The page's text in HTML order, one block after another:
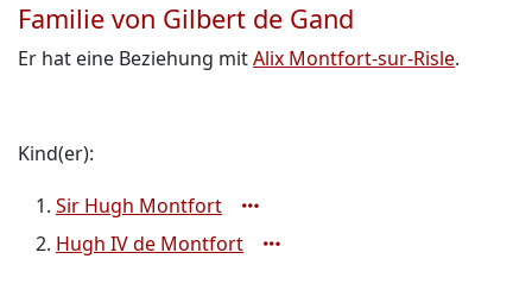
Familie von Gilbert de Gand
Er hat eine Beziehung mitAlix Montfort-sur-Risle.
Kind(er):
Sir Hugh Montfort
Hugh IV de Montfort